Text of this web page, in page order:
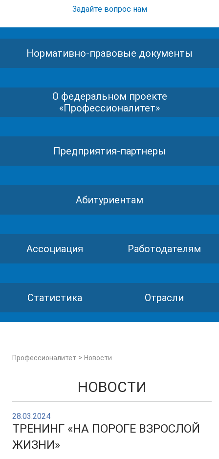
Задайте вопрос нам
Нормативно-правовые документы
О федеральном проекте
«Профессионалитет»
Предприятия-партнеры
Абитуриентам
Ассоциация Работодателям
Статистика Отрасли
Профессионалитет > Новости
НОВОСТИ
28.03.2024
ТРЕНИНГ «НА ПОРОГЕ ВЗРОСЛОЙ
ЖИЗНИ»